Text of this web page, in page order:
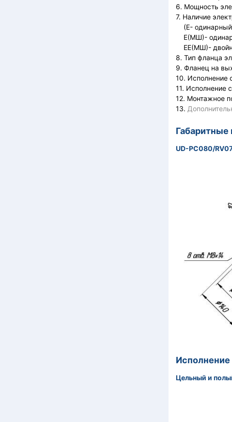
6. Мощность
7. Наличие
(Е- одинарный
Е(МШ)-
ЕЕ(МШ)-
8. Тип фланца
9. Фланец на
10. Исполнение
11. Исполнение
12. Монтажное
13.
UD-PC080/
Исполнение
Цельный и